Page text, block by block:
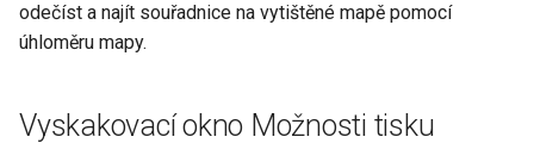
odečíst a najít souřadnice na vytištěné mapě pomocí
úhloměru mapy.
Vyskakovací okno Možnosti tisku